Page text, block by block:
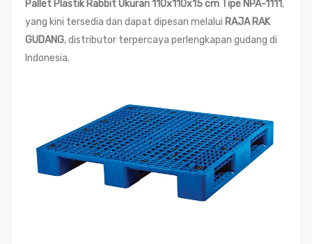
Pallet Plastik Rabbit Ukuran 110x110x15 cm Tipe NPA-1111,
yang kini tersedia dan dapat dipesan melalui RAJA RAK
GUDANG, distributor terpercaya perlengkapan gudang di
Indonesia.